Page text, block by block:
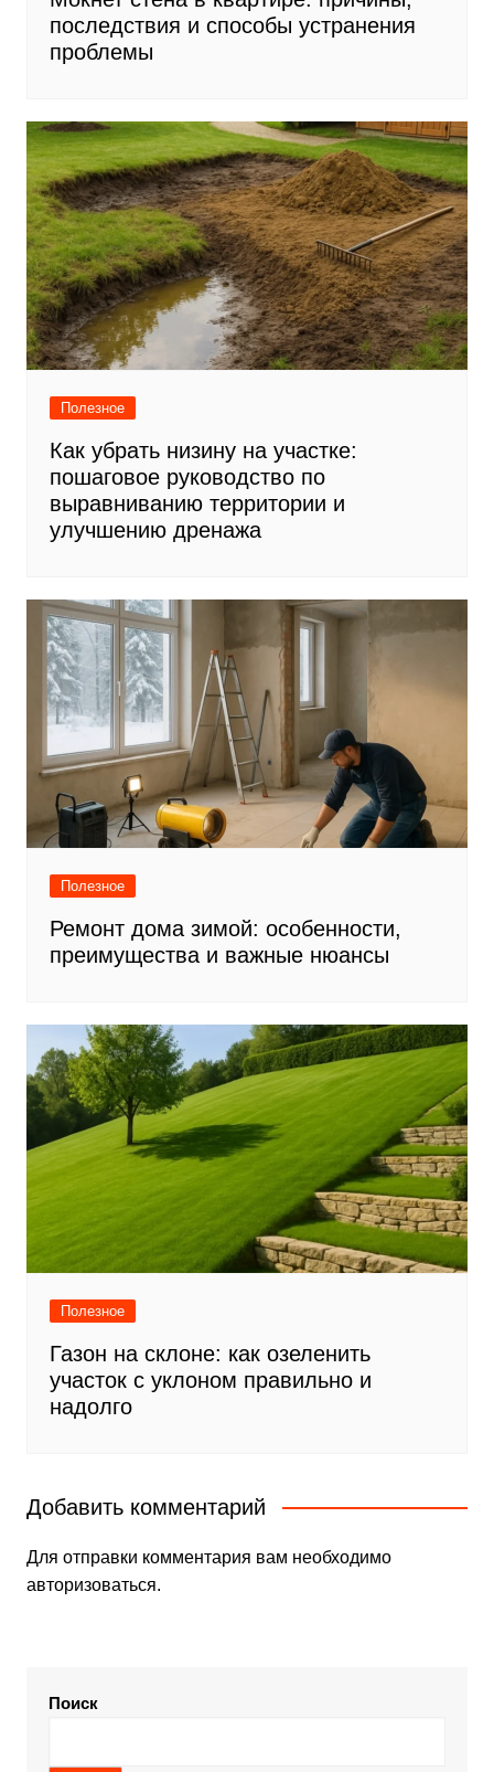
последствия и способы устранения
проблемы
Полезное
Как убрать низину на участке:
пошаговое руководство по
выравниванию территории и
улучшению дренажа
Полезное
Ремонт дома зимой: особенности,
преимущества и важные нюансы
Полезное
Газон на склоне: как озеленить
участок с уклоном правильно и
надолго
Добавить комментарий
Для отправки комментария вам необходимо
авторизоваться.
Поиск